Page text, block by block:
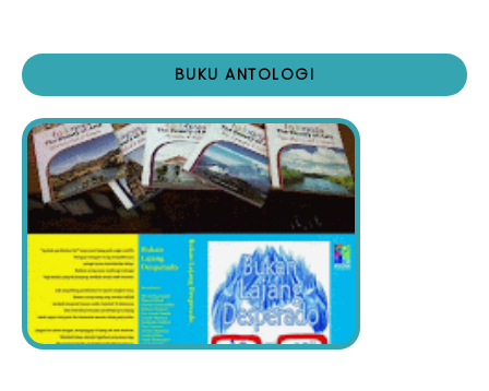
BUKU ANTOLOGI